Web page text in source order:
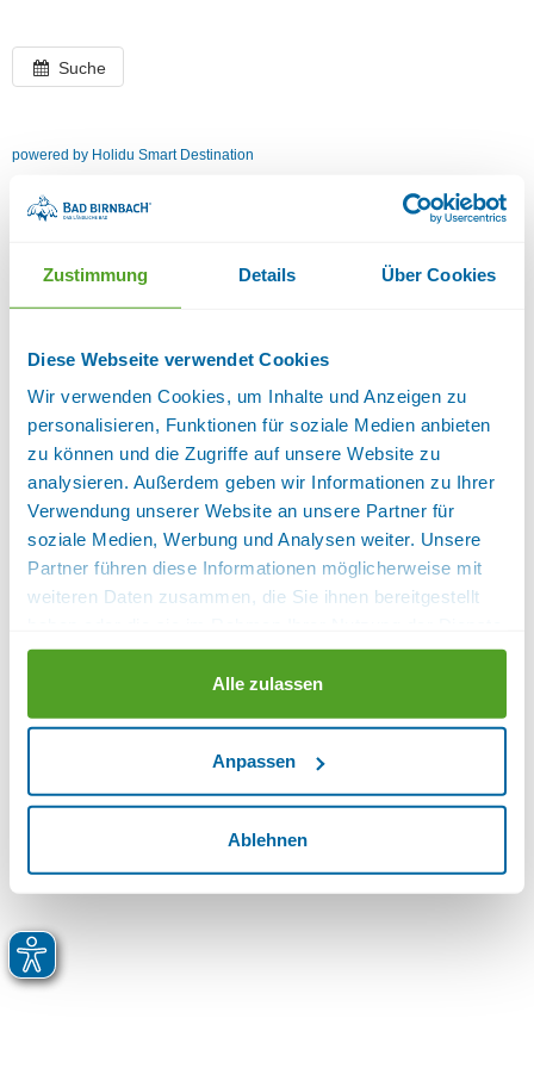
Zustimmung Details Über Cookies
Diese Webseite verwendet Cookies
Wir verwenden Cookies, um Inhalte und Anzeigen zu
personalisieren, Funktionen für soziale Medien anbieten
zu können und die Zugriffe auf unsere Website zu
analysieren. Außerdem geben wir Informationen zu Ihrer
Verwendung unserer Website an unsere Partner für
soziale Medien, Werbung und Analysen weiter. Unsere
Partner führen diese Informationen möglicherweise mit
weiteren Daten zusammen, die Sie ihnen bereitgestellt
gesammelt haben.
Alle zulassen
Anpassen
Ablehnen
Suche
powered by Holidu Smart Destination